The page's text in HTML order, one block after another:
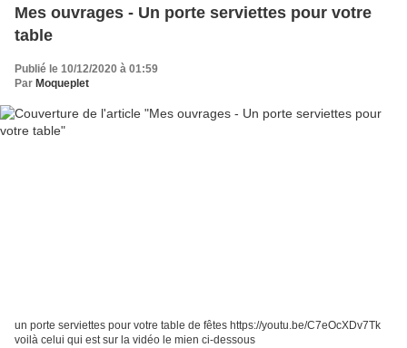
Mes ouvrages - Un porte serviettes pour votre
table
Publié le 10/12/2020 à 01:59
Par Moqueplet
un porte serviettes pour votre table de fêtes https://youtu.be/C7eOcXDv7Tk
voilà celui qui est sur la vidéo le mien ci-dessous